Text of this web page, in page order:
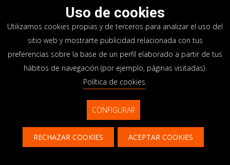
Las presentes bases tienen por objeto regular la
concesión de ayudas destinadas a impulsar el
establecimiento, ampliación y renovación de
implantaciones, tanto productivas como de servicios
técnicos ligados al...
Programa de ayudas «Iinteligencia
artificial aplicada y estrategia del dato»,
para el año 2024, en el marco del plan de
recuperación, transformación y
resiliencia financiado por la Unión
Uso de cookies
Utilizamos cookies propias y de terceros para analizar el uso del
sitio web y mostrarte publicidad relacionada con tus
preferencias sobre la base de un perfil elaborado a partir de tus
hábitos de navegación (por ejemplo, páginas visitadas).
Política de cookies.
CONFIGURAR
RECHAZAR COOKIES ACEPTAR COOKIES